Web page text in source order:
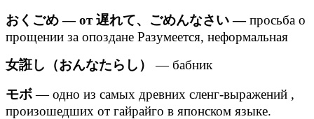
おくごめ — от 遅れて、ごめんなさい —просьба о
прощении за опоздане Разумеется, неформальная
女誑し（おんなたらし）
— бабник
モボ— одно из самых древних сленг-выражений ,
произошедших от гайрайго в японском языке.